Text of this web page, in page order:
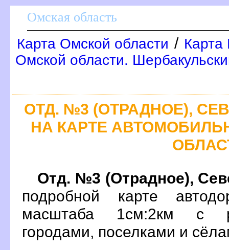
Омская область
Карта Омской области / Карта
Омской области.
ОТД. №3 (ОТРАДНОЕ),
НА КАРТЕ
Отд. №3 (Отрадное),
подробной карте
масштаба 1см:2км с
ородами, поселками и